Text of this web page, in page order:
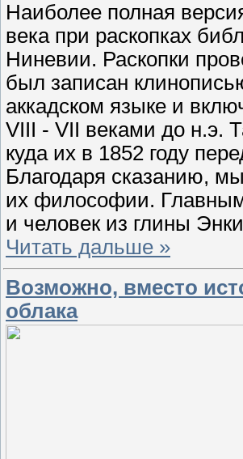
Наиболее полная
века при раскопках
Ниневии. Раскопки
был записан
аккадском языке и
VIII - VII веками до н.э.
куда их в 1852 году
Благодаря сказанию,
их философии.
и человек из глины
Читать дальше »
Возможно, вместо
облака